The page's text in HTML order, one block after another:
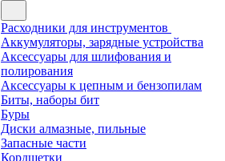
Расходники для инструментов
Аккумуляторы, зарядные устройства
Аксессуары для шлифования и
полирования
Аксессуары к цепным и бензопилам
Биты, наборы бит
Буры
Диски алмазные, пильные
Запасные части
Кордщетки